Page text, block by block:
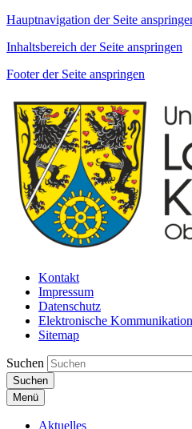
Hauptnavigation der Seite
Inhaltsbereich der Seite anspringen
Footer der Seite anspringen
Kontakt
Impressum
Datenschutz
Elektronische Kommunikation
Sitemap
Suchen
Suchen
Menü
Aktuelles